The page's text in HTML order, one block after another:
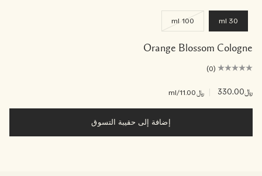
30 ml
100 ml
Orange Blossom Cologne
(0)
﷼330.00 ﷼11.00 /ml
إضافة إلى حقيبة التسوق